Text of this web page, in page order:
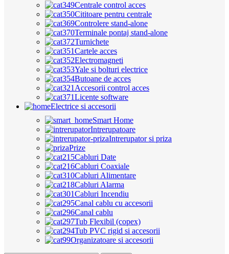
Centrale control acces
Cititoare pentru centrale
Controlere stand-alone
Terminale pontaj stand-alone
Turnichete
Cartele acces
Electromagneti
Yale si bolturi electrice
Butoane de acces
Accesorii control acces
Licente software
Electrice si accesorii
Smart Home
Intrerupatoare
Intrerupator si priza
Prize
Cabluri Date
Cabluri Coaxiale
Cabluri Alimentare
Cabluri Alarma
Cabluri Incendiu
Canal cablu cu accesorii
Canal cablu
Tub Flexibil (copex)
Tub PVC rigid si accesorii
Organizatoare si accesorii